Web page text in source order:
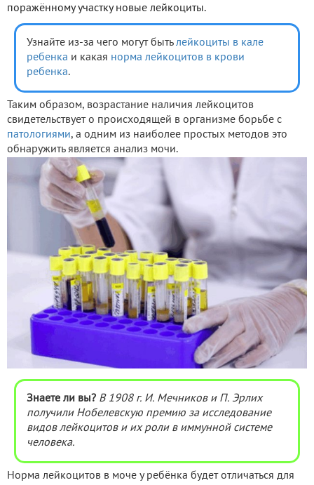
поражённому участку новые лейкоциты.
Узнайте из-за чего могут быть лейкоциты в кале
ребенка и какая норма лейкоцитов в крови
ребенка.
Таким образом, возрастание наличия лейкоцитов
свидетельствует о происходящей в организме борьбе с
патологиями, а одним из наиболее простых методов это
обнаружить является анализ мочи.
Знаете ли вы? В 1908 г. И. Мечников и П. Эрлих
получили Нобелевскую премию за исследование
видов лейкоцитов и их роли в иммунной системе
человека.
Норма лейкоцитов в моче у ребёнка будет отличаться для